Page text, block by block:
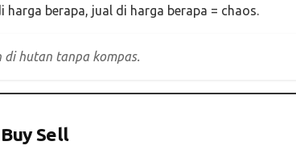
berapa, jual di harga berapa = chaos.
hutan tanpa kompas.
Sell